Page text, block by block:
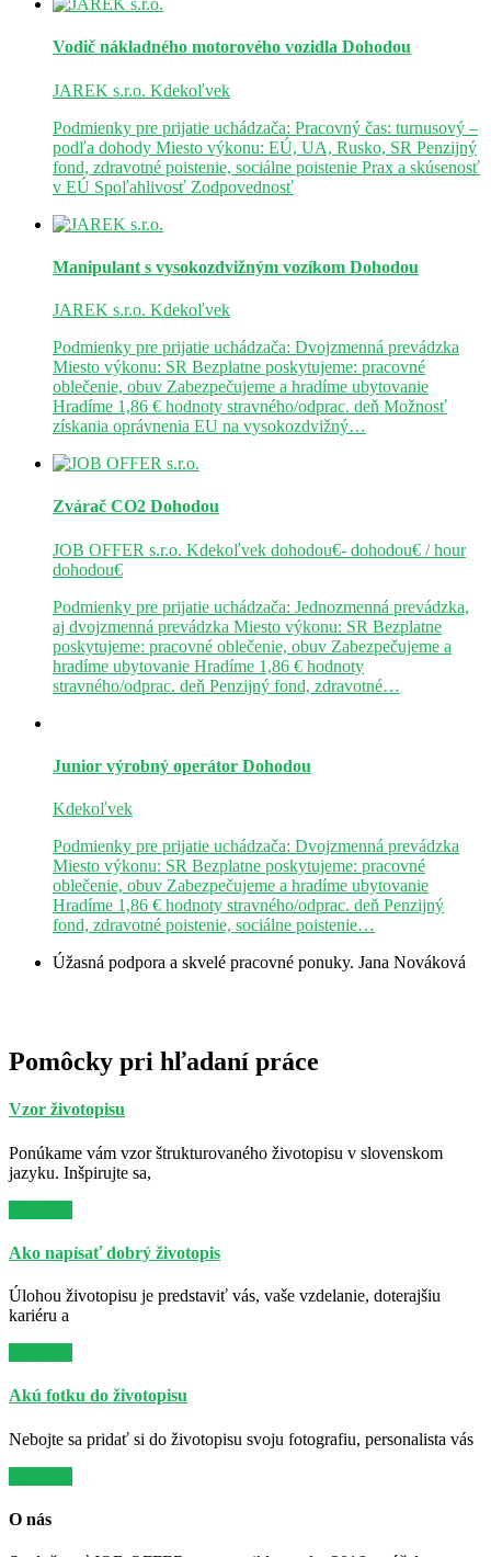
Vodič nákladného motorového vozidla Dohodou
JAREK s.r.o. Kdekoľvek
Podmienky pre prijatie uchádzača: Pracovný čas: turnusový –
podľa dohody Miesto výkonu: EÚ, UA, Rusko, SR Penzijný
fond, zdravotné poistenie, sociálne poistenie Prax a skúsenosť
v EÚ Spoľahlivosť Zodpovednosť
Manipulant s vysokozdvižným vozíkom Dohodou
JAREK s.r.o. Kdekoľvek
Podmienky pre prijatie uchádzača: Dvojzmenná prevádzka
Miesto výkonu: SR Bezplatne poskytujeme: pracovné
oblečenie, obuv Zabezpečujeme a hradíme ubytovanie
Hradíme 1,86 € hodnoty stravného/odprac. deň Možnosť
získania oprávnenia EU na vysokozdvižný…
Zvárač CO2 Dohodou
JOB OFFER s.r.o. Kdekoľvek dohodou€- dohodou€ / hour
dohodou€
Podmienky pre prijatie uchádzača: Jednozmenná prevádzka,
aj dvojzmenná prevádzka Miesto výkonu: SR Bezplatne
poskytujeme: pracovné oblečenie, obuv Zabezpečujeme a
hradíme ubytovanie Hradíme 1,86 € hodnoty
stravného/odprac. deň Penzijný fond, zdravotné…
Junior výrobný operátor Dohodou
Kdekoľvek
Podmienky pre prijatie uchádzača: Dvojzmenná prevádzka
Miesto výkonu: SR Bezplatne poskytujeme: pracovné
oblečenie, obuv Zabezpečujeme a hradíme ubytovanie
Hradíme 1,86 € hodnoty stravného/odprac. deň Penzijný
fond, zdravotné poistenie, sociálne poistenie…
Úžasná podpora a skvelé pracovné ponuky. Jana Nováková
Pomôcky pri hľadaní práce
Vzor životopisu
Ponúkame vám vzor štrukturovaného životopisu v slovenskom
jazyku. Inšpirujte sa,
Ako napísať dobrý životopis
Úlohou životopisu je predstaviť vás, vaše vzdelanie, doterajšiu
kariéru a
Akú fotku do životopisu
Nebojte sa pridať si do životopisu svoju fotografiu, personalista vás
O nás